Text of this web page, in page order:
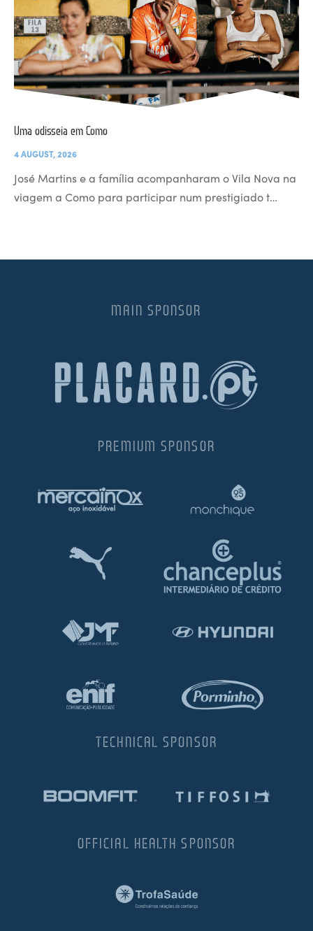
Uma odisseia em Como
4 AUGUST, 2026
José Martins e a família acompanharam o Vila Nova na
viagem a Como para participar num prestigiado t…
MAIN SPONSOR
PREMIUM SPONSOR
TECHNICAL SPONSOR
OFFICIAL HEALTH SPONSOR